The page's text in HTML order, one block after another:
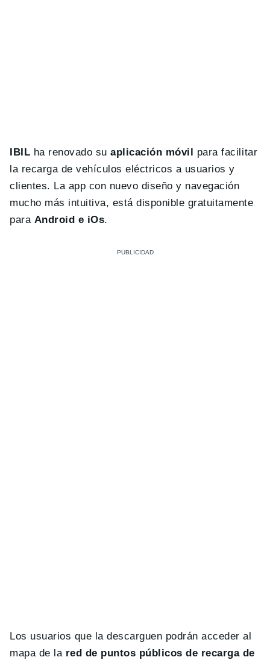
IBIL ha renovado suaplicación móvil para facilitar
la recarga de vehículos eléctricos a usuarios y
clientes. La app con nuevo diseño y navegación
mucho más intuitiva, está disponible gratuitamente
para Android e iOs.
Los usuarios que la descarguen podrán acceder al
mapa de la red de puntos públicos de recarga de